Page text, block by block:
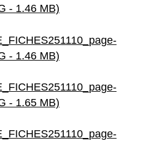
- 1.46 MB)
- 1.46 MB)
- 1.65 MB)